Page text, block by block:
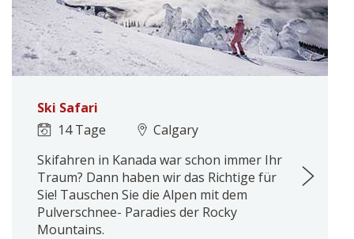
Ski Safari
14 Tage
Calgary
Skifahren in Kanada war schon immer Ihr
Traum? Dann haben wir das Richtige für
Sie! Tauschen Sie die Alpen mit dem
Pulverschnee- Paradies der Rocky
Mountains.